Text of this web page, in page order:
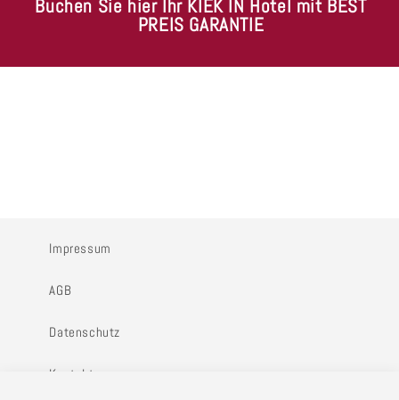
Buchen Sie hier Ihr KIEK IN Hotel mit BEST
PREIS GARANTIE
Impressum
AGB
Datenschutz
Kontakt